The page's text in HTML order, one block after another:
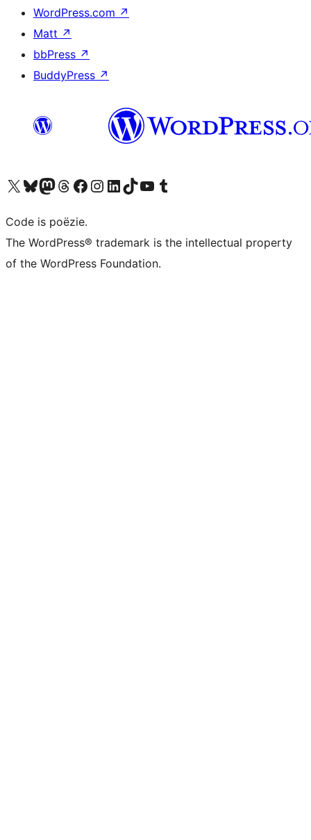
WordPress.com ↗
Matt ↗
bbPress ↗
BuddyPress ↗
Bezoek ons X (voorheen Twitter) account
Bezoek ons Bluesky account
Bezoek ons Mastodon account
Bezoek ons Threads account
Onze Facebook pagina bezoeken
Bezoek ons Instagram account
Bezoek ons LinkedIn account
Bezoek ons TikTok account
Bezoek ons YouTube kanaalBezoek ons Tumblr account
Code is poëzie.
The WordPress® trademark is the intellectual property
of the WordPress Foundation.